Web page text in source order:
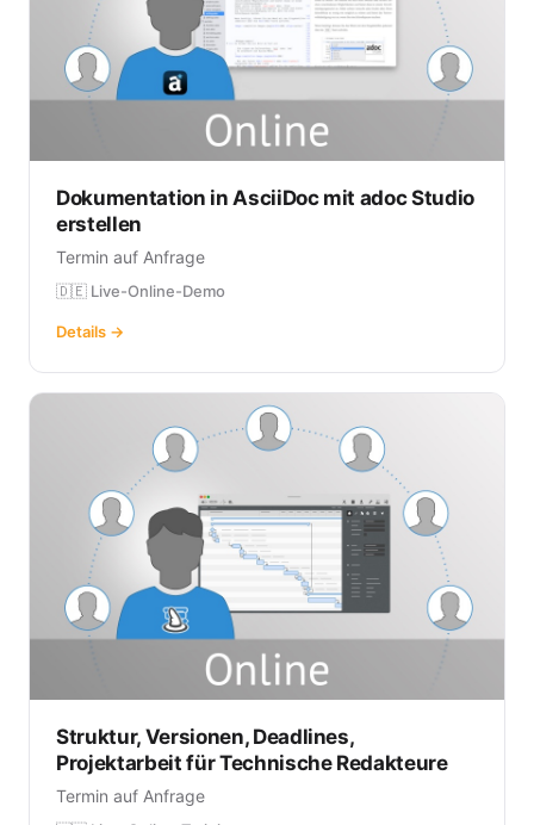
Dokumentation in AsciiDoc mit adoc Studio
erstellen
Termin auf Anfrage
🇩🇪 Live-Online-Demo
Details →
Struktur, Versionen, Deadlines,
Projektarbeit für Technische Redakteure
Termin auf Anfrage